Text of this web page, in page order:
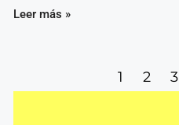
Leer más »
1 2 3